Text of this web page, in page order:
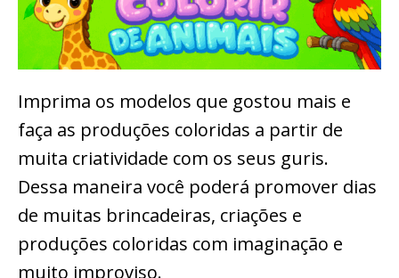
Imprima os modelos que gostou mais e
faça as produções coloridas a partir de
muita criatividade com os seus guris.
Dessa maneira você poderá promover dias
de muitas brincadeiras, criações e
produções coloridas com imaginação e
muito improviso.